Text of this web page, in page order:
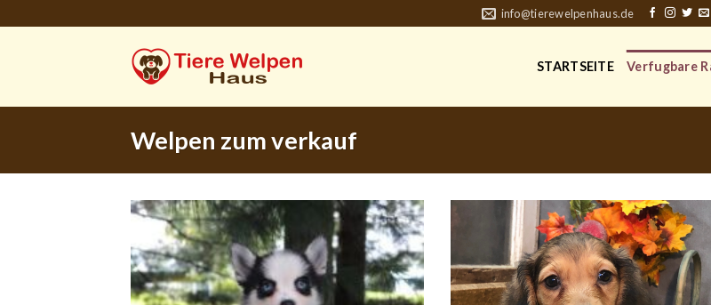
info@tierewelpenhaus.de
STARTSEITE Verfugbare
Welpen zum verkauf